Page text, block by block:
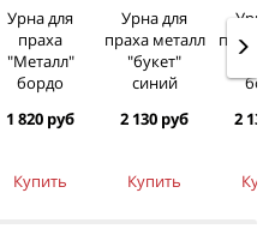
Урна для
праха
"Металл"
бордо
1 820 руб
Купить
Урна для
праха металл
"букет"
синий
2 130 руб
Купить
Урна
праха
2